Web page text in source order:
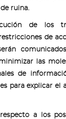
ruina.
de los
de
las
de
para explicar el
a los